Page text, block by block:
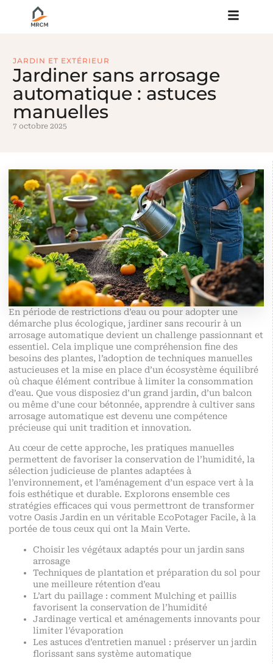
JARDIN ET EXTÉRIEUR
Jardiner sans arrosage
automatique : astuces
manuelles
7 octobre 2025
En période de restrictions d’eau ou pour adopter une
démarche plus écologique, jardiner sans recourir à un
arrosage automatique devient un challenge passionnant et
essentiel. Cela implique une compréhension fine des
besoins des plantes, l’adoption de techniques manuelles
astucieuses et la mise en place d’un écosystème équilibré
où chaque élément contribue à limiter la consommation
d’eau. Que vous disposiez d’un grand jardin, d’un balcon
ou même d’une cour bétonnée, apprendre à cultiver sans
arrosage automatique est devenu une compétence
précieuse qui unit tradition et innovation.
Au cœur de cette approche, les pratiques manuelles
permettent de favoriser la conservation de l’humidité, la
sélection judicieuse de plantes adaptées à
l’environnement, et l’aménagement d’un espace vert à la
fois esthétique et durable. Explorons ensemble ces
stratégies efficaces qui vous permettront de transformer
votre Oasis Jardin en un véritable EcoPotager Facile, à la
portée de tous ceux qui ont la Main Verte.
Choisir les végétaux adaptés pour un jardin sans
arrosage
Techniques de plantation et préparation du sol pour
une meilleure rétention d’eau
L’art du paillage : comment Mulching et paillis
favorisent la conservation de l’humidité
Jardinage vertical et aménagements innovants pour
limiter l’évaporation
Les astuces d’entretien manuel : préserver un jardin
florissant sans système automatique